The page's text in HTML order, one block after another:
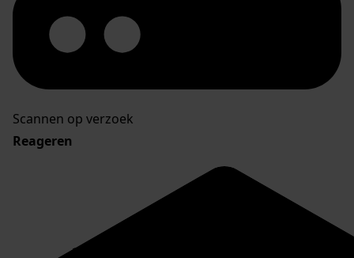
Scannen op verzoek
Reageren